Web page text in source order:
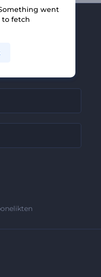
olarak size
went
to fetch